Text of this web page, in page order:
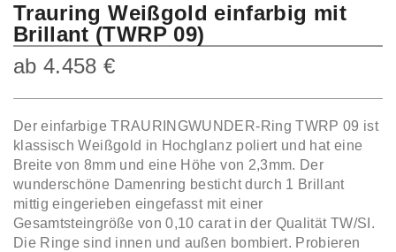
Trauring Weißgold einfarbig mit
Brillant (TWRP 09)
ab4.458€
Der einfarbige TRAURINGWUNDER-Ring TWRP 09 ist
klassisch Weißgold in Hochglanz poliert und hat eine
Breite von 8mm und eine Höhe von 2,3mm. Der
wunderschöne Damenring besticht durch 1 Brillant
mittig eingerieben eingefasst mit einer
Gesamtsteingröße von 0,10 carat in der Qualität TW/SI.
Die Ringe sind innen und außen bombiert. Probieren